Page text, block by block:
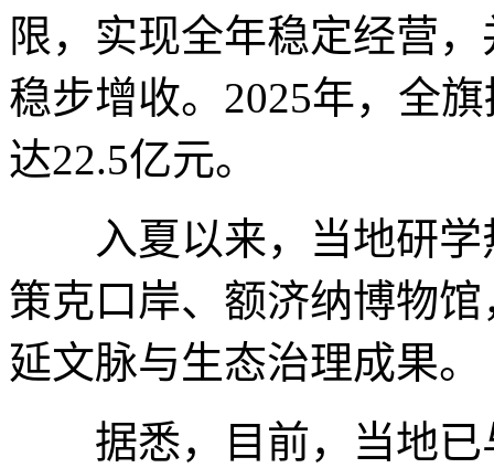
限，实现全年稳定经营
稳步增收。2025年，全
达22.5亿元。
入夏以来，当地研学
策克口岸、额济纳博物
延文脉与生态治理成果。
据悉，目前，当地已